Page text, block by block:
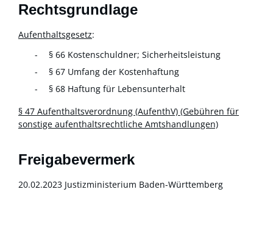
Rechtsgrundlage
Aufenthaltsgesetz:
§ 66 Kostenschuldner; Sicherheitsleistung
§ 67 Umfang der Kostenhaftung
§ 68 Haftung für Lebensunterhalt
§ 47 Aufenthaltsverordnung (AufenthV) (Gebühren für
sonstige aufenthaltsrechtliche Amtshandlungen)
Freigabevermerk
20.02.2023 Justizministerium Baden-Württemberg